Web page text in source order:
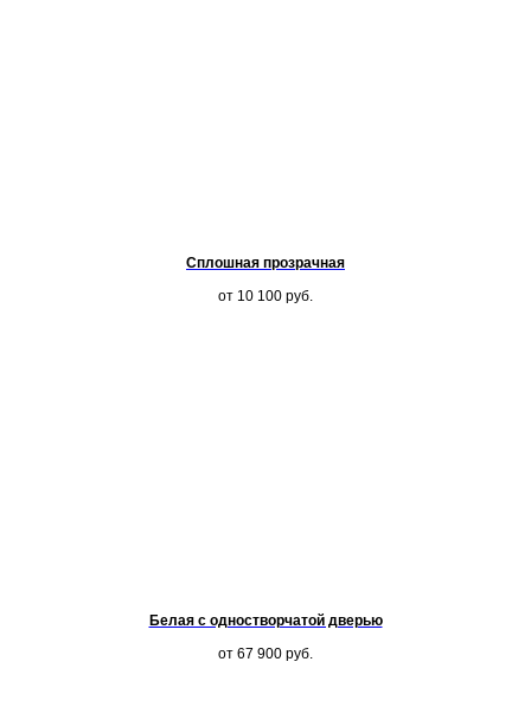
Сплошная прозрачная
от 10 100 руб.
Белая с одностворчатой дверью
от 67 900 руб.